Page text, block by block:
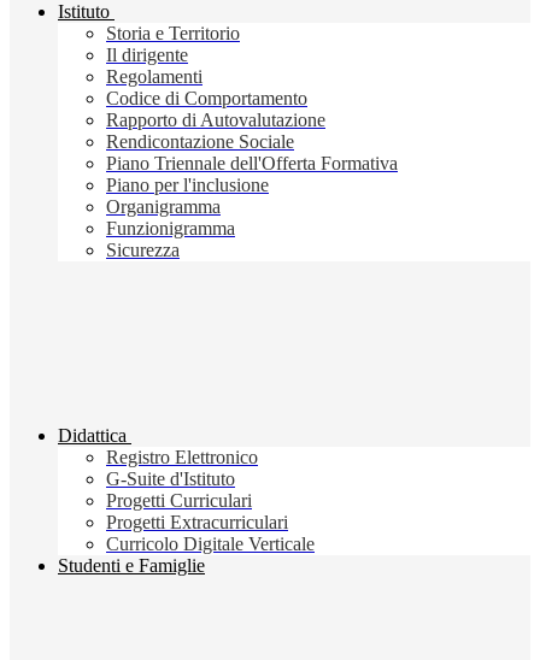
Istituto
Storia e Territorio
Il dirigente
Regolamenti
Codice di Comportamento
Rapporto di Autovalutazione
Rendicontazione Sociale
Piano Triennale dell'Offerta Formativa
Piano per l'inclusione
Organigramma
Funzionigramma
Sicurezza
Didattica
Registro Elettronico
G-Suite d'Istituto
Progetti Curriculari
Progetti Extracurriculari
Curricolo Digitale Verticale
Studenti e Famiglie